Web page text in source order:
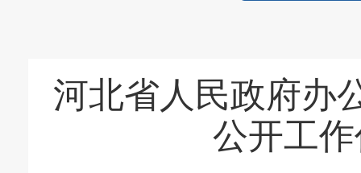
河北省人民政府办
公开工